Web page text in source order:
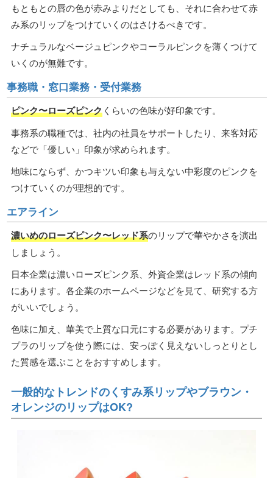
もともとの唇の色が赤みよりだとしても、それに合わせて赤
み系のリップをつけていくのはさけるべきです。
ナチュラルなベージュピンクやコーラルピンクを薄くつけて
いくのが無難です。
事務職・窓口業務・受付業務
ピンク〜ローズピンクくらいの色味が好印象です。
事務系の職種では、社内の社員をサポートしたり、来客対応
などで「優しい」印象が求められます。
地味にならず、かつキツい印象も与えない中彩度のピンクを
つけていくのが理想的です。
エアライン
濃いめのローズピンク〜レッド系のリップで華やかさを演出
しましょう。
日本企業は濃いローズピンク系、外資企業はレッド系の傾向
にあります。各企業のホームページなどを見て、研究する方
がいいでしょう。
色味に加え、華美で上質な口元にする必要があります。プチ
プラのリップを使う際には、安っぽく見えないしっとりとし
た質感を選ぶことをおすすめします。
一般的なトレンドのくすみ系リップやブラウン・
オレンジのリップはOK?